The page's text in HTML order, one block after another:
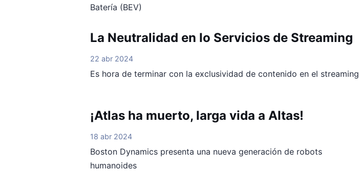
Batería (BEV)
La Neutralidad en lo Servicios de Streaming
22 abr 2024
Es hora de terminar con la exclusividad de contenido en el streaming
¡Atlas ha muerto, larga vida a Altas!
18 abr 2024
Boston Dynamics presenta una nueva generación de robots
humanoides